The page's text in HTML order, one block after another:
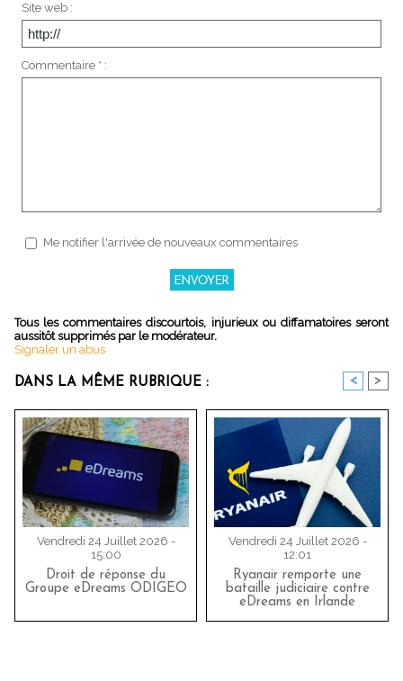
Site web :
Commentaire * :
Me notifier l'arrivée de nouveaux commentaires
Tous les commentaires discourtois, injurieux ou diffamatoires seront
aussitôt supprimés par le modérateur.
Signaler un abus
DANS LA MÊME RUBRIQUE : < >
Vendredi 24 Juillet 2026 -
15:00
Droit de réponse du
Groupe eDreams ODIGEO
Vendredi 24 Juillet 2026 -
12:01
Ryanair remporte une
bataille judiciaire contre
eDreams en Irlande